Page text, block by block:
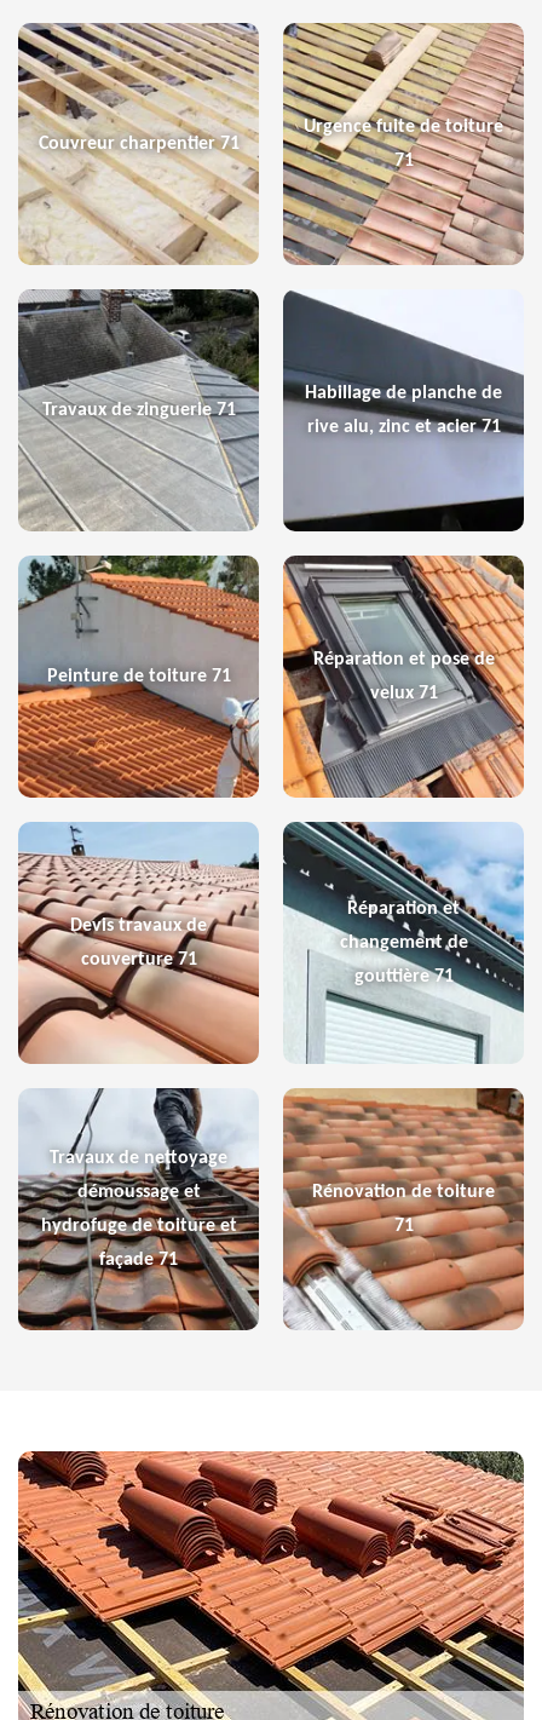
Couvreur charpentier 71
Urgence fuite de toiture
71
Travaux de zinguerie 71
Habillage de planche de
rive alu, zinc et acier 71
Peinture de toiture 71
Réparation et pose de
velux 71
Devis travaux de
couverture 71
Réparation et
changement de
gouttière 71
Travaux de nettoyage
démoussage et
hydrofuge de toiture et
façade 71
Rénovation de toiture
71